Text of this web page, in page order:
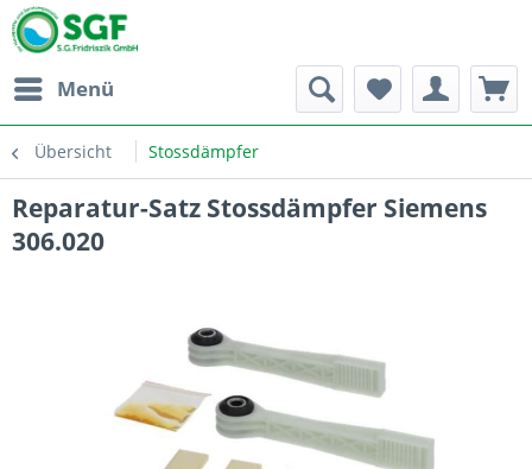
Menü
Übersicht Stossdämpfer
Reparatur-Satz Stossdämpfer Siemens
306.020